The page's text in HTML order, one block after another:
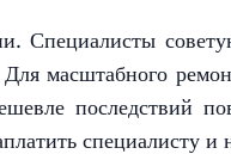
Специалисты
масштабного
последствий
специалисту и